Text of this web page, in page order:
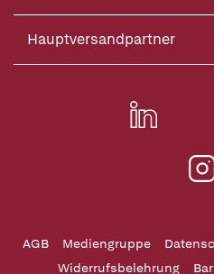
Hauptversandpartner
AGB Mediengruppe
Widerrufsbelehrung